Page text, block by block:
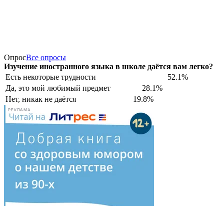
ОпросВсе опросы
Изучение иностранного языка в школе даётся вам легко?
Есть некоторые трудности
52.1%
Да, это мой любимый предмет
28.1%
Нет, никак не даётся
19.8%
РЕКЛАМА